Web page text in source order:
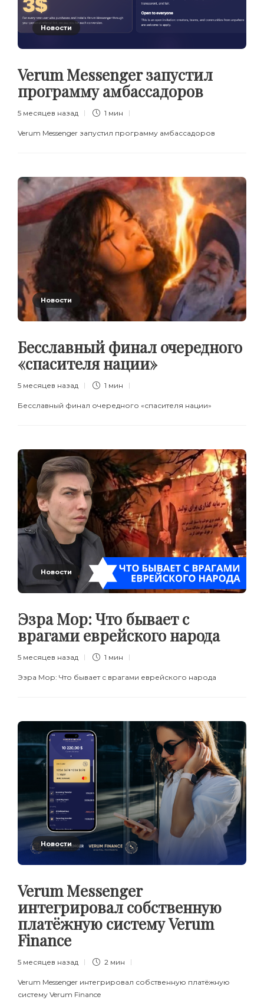
Новости
Verum Messenger запустил
программу амбассадоров
5 месяцев назад 1 мин
Verum Messenger запустил программу амбассадоров
Новости
Бесславный финал очередного
«спасителя нации»
5 месяцев назад 1 мин
Бесславный финал очередного «спасителя нации»
Новости
Эзра Мор: Что бывает с
врагами еврейского народа
5 месяцев назад 1 мин
Эзра Мор: Что бывает с врагами еврейского народа
Новости
Verum Messenger
интегрировал собственную
платёжную систему Verum
Finance
5 месяцев назад 2 мин
Verum Messenger интегрировал собственную платёжную
систему Verum Finance